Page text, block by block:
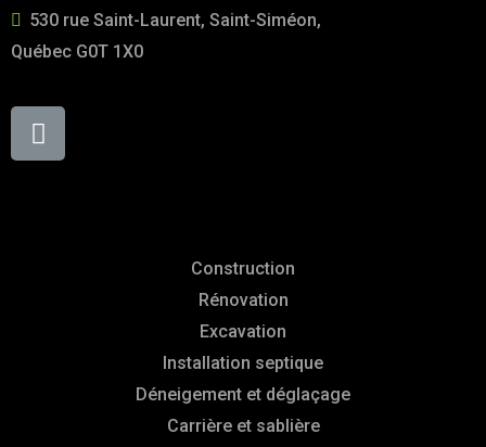
530 rue Saint-Laurent, Saint-Siméon,
Québec G0T 1X0
Construction
Rénovation
Excavation
Installation septique
Déneigement et déglaçage
Carrière et sablière